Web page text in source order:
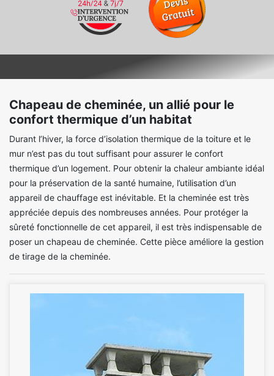
Chapeau de cheminée, un allié pour le
confort thermique d’un habitat
Durant l’hiver, la force d’isolation thermique de la toiture et le
mur n’est pas du tout suffisant pour assurer le confort
thermique d’un logement. Pour obtenir la chaleur ambiante idéal
pour la préservation de la santé humaine, l’utilisation d’un
appareil de chauffage est inévitable. Et la cheminée est très
appréciée depuis des nombreuses années. Pour protéger la
sûreté fonctionnelle de cet appareil, il est très indispensable de
poser un chapeau de cheminée. Cette pièce améliore la gestion
de tirage de la cheminée.